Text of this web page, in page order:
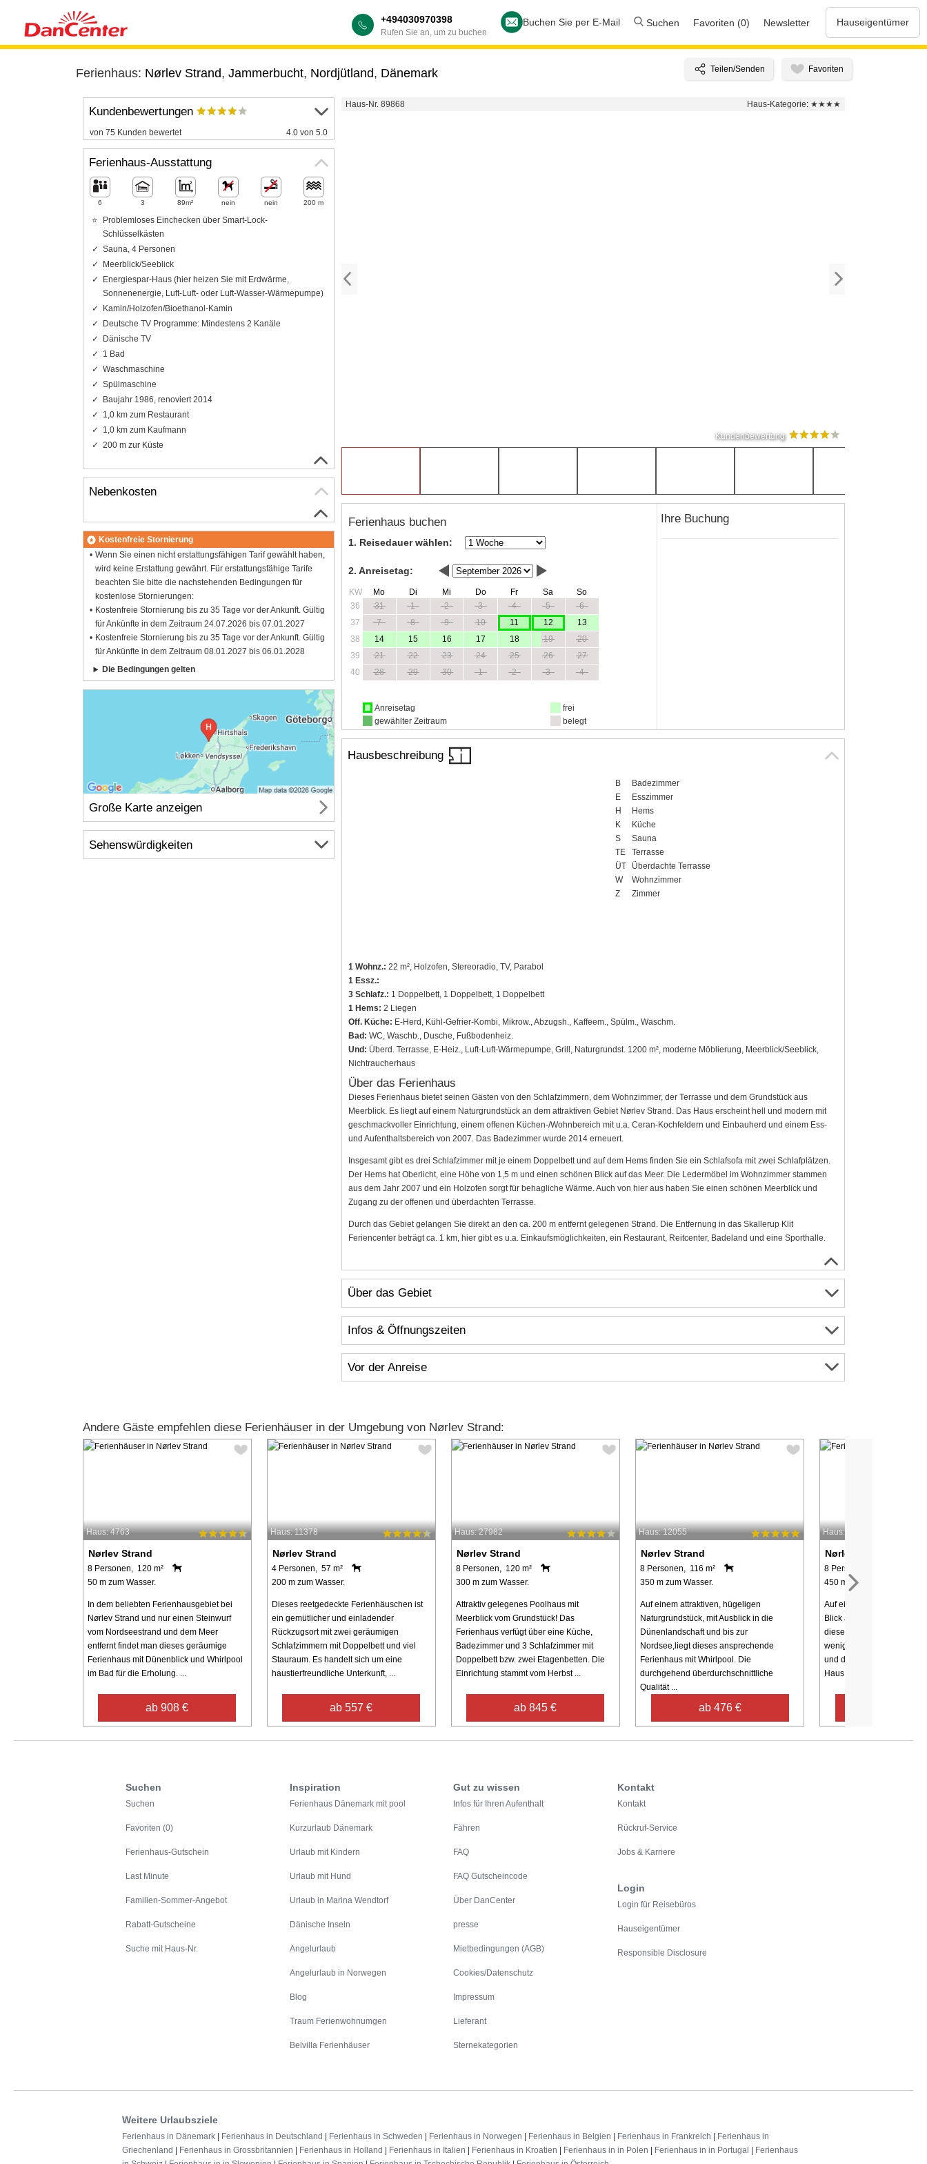
+494030970398
Rufen Sie an, um zu buchen
Buchen Sie per E-Mail Suchen Favoriten (0) Newsletter Hauseigentümer
Ferienhaus: Nørlev Strand, Jammerbucht, Nordjütland, Dänemark
Haus-Nr. 89868 Haus-Kategorie: ★★★★
Kundenbewertung
Ferienhaus buchen
1. Reisedauer wählen:
2. Anreisetag:
KW Mo Di Mi Do Fr Sa
So
36
31 1 2 3 4 5
6
37
7 8 9 10 11 12
13
38
14 15 16 17 18 19
20
39
21 22 23 24 25 26
27
40
28 29 30 1 2 3 4
Anreisetag
gewählter Zeitraum
frei
belegt
Ihre Buchung
Hausbeschreibung
B
Badezimmer
E
Esszimmer
H
Hems
K
Küche
S
Sauna
TE
Terrasse
ÜT
Überdachte Terrasse
W
Wohnzimmer
Z
Zimmer
1 Wohnz.: 22 m², Holzofen, Stereoradio, TV, Parabol
1 Essz.:
3 Schlafz.: 1 Doppelbett, 1 Doppelbett, 1 Doppelbett
1 Hems: 2 Liegen
Off. Küche: E-Herd, Kühl-Gefrier-Kombi, Mikrow., Abzugsh., Kaffeem., Spülm., Waschm.
Bad: WC, Waschb., Dusche, Fußbodenheiz.
Und: Überd. Terrasse, E-Heiz., Luft-Luft-Wärmepumpe, Grill, Naturgrundst. 1200 m², moderne Möblierung, Meerblick/Seeblick,
Nichtraucherhaus
Über das Ferienhaus
Dieses Ferienhaus bietet seinen Gästen von den Schlafzimmern, dem Wohnzimmer, der Terrasse und dem Grundstück aus
Meerblick. Es liegt auf einem Naturgrundstück an dem attraktiven Gebiet Nørlev Strand. Das Haus erscheint hell und modern mit
geschmackvoller Einrichtung, einem offenen Küchen-/Wohnbereich mit u.a. Ceran-Kochfeldern und Einbauherd und einem Ess-
und Aufenthaltsbereich von 2007. Das Badezimmer wurde 2014 erneuert.
Insgesamt gibt es drei Schlafzimmer mit je einem Doppelbett und auf dem Hems finden Sie ein Schlafsofa mit zwei Schlafplätzen.
Der Hems hat Oberlicht, eine Höhe von 1,5 m und einen schönen Blick auf das Meer. Die Ledermöbel im Wohnzimmer stammen
aus dem Jahr 2007 und ein Holzofen sorgt für behagliche Wärme. Auch von hier aus haben Sie einen schönen Meerblick und
Zugang zu der offenen und überdachten Terrasse.
Durch das Gebiet gelangen Sie direkt an den ca. 200 m entfernt gelegenen Strand. Die Entfernung in das Skallerup Klit
Feriencenter beträgt ca. 1 km, hier gibt es u.a. Einkaufsmöglichkeiten, ein Restaurant, Reitcenter, Badeland und eine Sporthalle.
Über das Gebiet
Infos & Öffnungszeiten
Vor der Anreise
Kundenbewertungen
von 75 Kunden bewertet 4.0 von 5.0
Ferienhaus-Ausstattung
6 3 89m² nein nein 200 m
Problemloses Einchecken über Smart-Lock-
Schlüsselkästen
Sauna, 4 Personen
Meerblick/Seeblick
Energiespar-Haus (hier heizen Sie mit Erdwärme,
Sonnenenergie, Luft-Luft- oder Luft-Wasser-Wärmepumpe)
Kamin/Holzofen/Bioethanol-Kamin
Deutsche TV Programme: Mindestens 2 Kanäle
Dänische TV
1 Bad
Waschmaschine
Spülmaschine
Baujahr 1986, renoviert 2014
1,0 km zum Restaurant
1,0 km zum Kaufmann
200 m zur Küste
Nebenkosten
Kostenfreie Stornierung
Wenn Sie einen nicht erstattungsfähigen Tarif gewählt haben,
wird keine Erstattung gewährt. Für erstattungsfähige Tarife
beachten Sie bitte die nachstehenden Bedingungen für
kostenlose Stornierungen:
Kostenfreie Stornierung bis zu 35 Tage vor der Ankunft. Gültig
für Ankünfte in dem Zeitraum 24.07.2026 bis 07.01.2027
Kostenfreie Stornierung bis zu 35 Tage vor der Ankunft. Gültig
für Ankünfte in dem Zeitraum 08.01.2027 bis 06.01.2028
Die Bedingungen gelten
Große Karte anzeigen
Sehenswürdigkeiten
Andere Gäste empfehlen diese Ferienhäuser in der Umgebung von Nørlev Strand:
Haus: 4763
Nørlev Strand
8 Personen, 120 m²
50 m zum Wasser.
In dem beliebten Ferienhausgebiet bei
Nørlev Strand und nur einen Steinwurf
vom Nordseestrand und dem Meer
entfernt findet man dieses geräumige
Ferienhaus mit Dünenblick und Whirlpool
im Bad für die Erholung. ...
ab 908 €
Haus: 11378
Nørlev Strand
4 Personen, 57 m²
200 m zum Wasser.
Dieses reetgedeckte Ferienhäuschen ist
ein gemütlicher und einladender
Rückzugsort mit zwei geräumigen
Schlafzimmern mit Doppelbett und viel
Stauraum. Es handelt sich um eine
haustierfreundliche Unterkunft, ...
ab 557 €
Haus: 27982
Nørlev Strand
8 Personen, 120 m²
300 m zum Wasser.
Attraktiv gelegenes Poolhaus mit
Meerblick vom Grundstück! Das
Ferienhaus verfügt über eine Küche,
Badezimmer und 3 Schlafzimmer mit
Doppelbett bzw. zwei Etagenbetten. Die
Einrichtung stammt vom Herbst ...
ab 845 €
Haus: 12055
Nørlev Strand
8 Personen, 116 m²
350 m zum Wasser.
Auf einem attraktiven, hügeligen
Naturgrundstück, mit Ausblick in die
Dünenlandschaft und bis zur
Nordsee,liegt dieses ansprechende
Ferienhaus mit Whirlpool. Die
durchgehend überdurchschnittliche
Qualität ...
ab 476 €
Haus: 70779
Nørlev Strand
8 Personen, 84 m²
450 m zum Wasser.
Auf einem großen
Blick auf offene Felder
dieses gut ausgestattete
wenige Minuten zu Fuss
und dem herrlichen Strand
Haus ...
Suchen
Suchen
Favoriten (0)
Ferienhaus-Gutschein
Last Minute
Familien-Sommer-Angebot
Rabatt-Gutscheine
Suche mit Haus-Nr.
Inspiration
Ferienhaus Dänemark mit pool
Kurzurlaub Dänemark
Urlaub mit Kindern
Urlaub mit Hund
Urlaub in Marina Wendtorf
Dänische Inseln
Angelurlaub
Angelurlaub in Norwegen
Blog
Traum Ferienwohnumgen
Belvilla Ferienhäuser
Gut zu wissen
Infos für Ihren Aufenthalt
Fähren
FAQ
FAQ Gutscheincode
Über DanCenter
presse
Mietbedingungen (AGB)
Cookies/Datenschutz
Impressum
Lieferant
Sternekategorien
Kontakt
Kontakt
Rückruf-Service
Jobs & Karriere
Login
Login für Reisebüros
Hauseigentümer
Responsible Disclosure
Weitere Urlaubsziele
Ferienhaus in Dänemark Ferienhaus in Deutschland Ferienhaus in Schweden Ferienhaus in Norwegen Ferienhaus in Belgien Ferienhaus in Frankreich
Ferienhaus in
Griechenland
Ferienhaus in Grossbritannien Ferienhaus in Holland Ferienhaus in Italien Ferienhaus in Kroatien Ferienhaus in in Polen Ferienhaus in in Portugal
Ferienhaus